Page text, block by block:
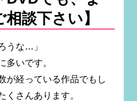
談下さい】
うな…」
多いです。
が経っている作品でもし
くさんあります。